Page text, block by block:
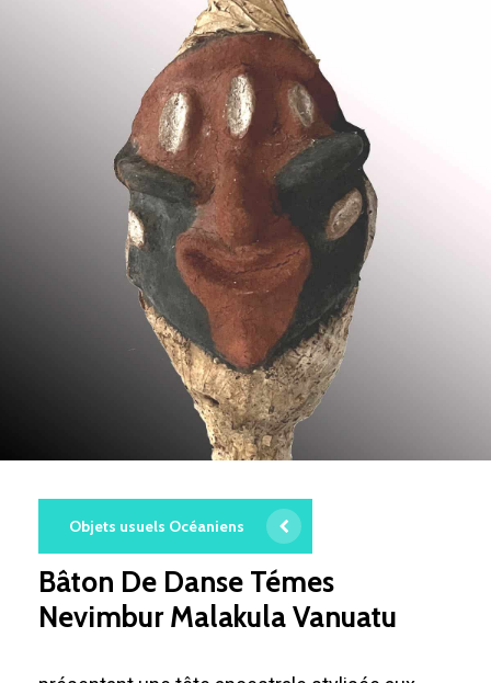
Objets usuels Océaniens
Bâton De Danse Témes
Nevimbur Malakula Vanuatu